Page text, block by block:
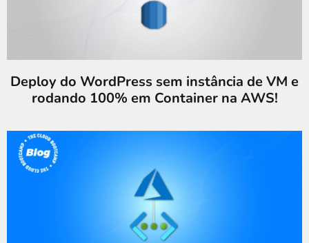
Deploy do WordPress sem instância de VM e
rodando 100% em Container na AWS!